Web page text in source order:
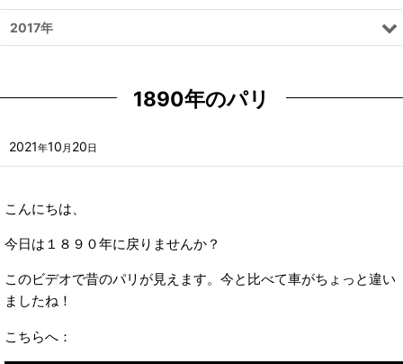
1890年のパリ
2021年10 月 20日
こんにちは、
今日は１８９０年に戻りませんか？
このビデオで昔のパリが見えます。今と比べて車がちょっと違い
ましたね！
こちらへ：
2017年